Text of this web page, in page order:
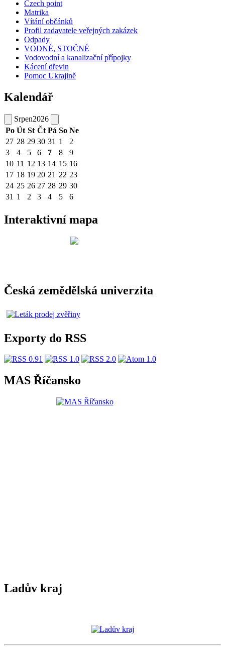
Czech point
Matrika
Vítání občánků
Profil zadavatele veřejných zakázek
Odpady
VODNÉ, STOČNÉ
Vodovodní a kanalizační přípojky
Kácení dřevin
Pomoc Ukrajině
Kalendář
Srpen2026
Po Út St Čt Pá So Ne
27 28 29 30 31 1
2
3
4 5 6 7 8
9
10 11 12 13 14 15 16
17 18 19 20 21 22 23
24 25 26 27 28 29 30
31 1 2 3 4 5 6
Interaktivní mapa
Česká zemědělská univerzita
Exporty do RSS
MAS Říčansko
Ladův kraj